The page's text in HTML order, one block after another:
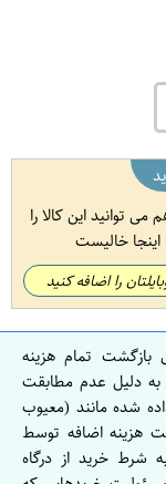
توانید این کالا را
اینجا خالیست
را اضافه کنید
بازگشت تمام هزینه
دلیل عدم مطابقت
شده مانند (معیوب
هزینه اضافه توسط
شرط خرید از درگاه